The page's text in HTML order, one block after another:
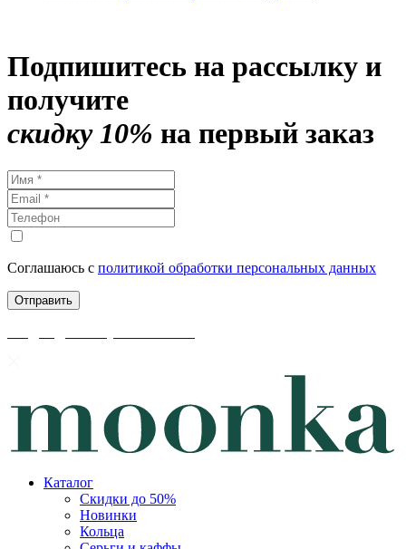
Подпишитесь на рассылку и
получите
скидку 10% на первый заказ
Соглашаюсь с политикой обработки персональных данных
Каталог
Скидки до 50%
Новинки
Кольца